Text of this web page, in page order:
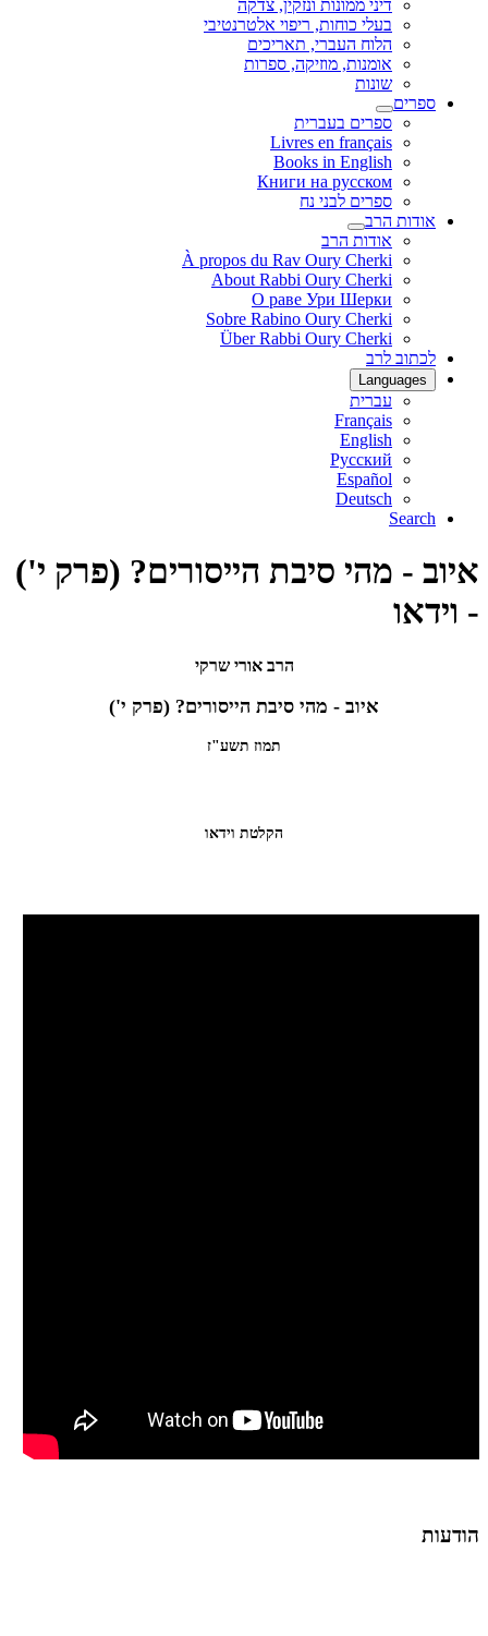
דיני ממונות ונזקין, צדקה
בעלי כוחות, ריפוי אלטרנטיבי
הלוח העברי, תאריכים
אומנות, מוזיקה, ספרות
שונות
ספרים
ספרים בעברית
Livres en français
Books in English
Книги на русском
ספרים לבני נח
אודות הרב
אודות הרב
À propos du Rav Oury Cherki
About Rabbi Oury Cherki
О раве Ури Шерки
Sobre Rabino Oury Cherki
Über Rabbi Oury Cherki
לכתוב לרב
Languages
עברית
Français
English
Русский
Español
Deutsch
Search
איוב - מהי סיבת הייסורים? (פרק י')
- וידאו
הרב אורי שרקי
איוב - מהי סיבת הייסורים? (פרק י')
תמוז תשע"ז
הקלטת וידאו
הודעות